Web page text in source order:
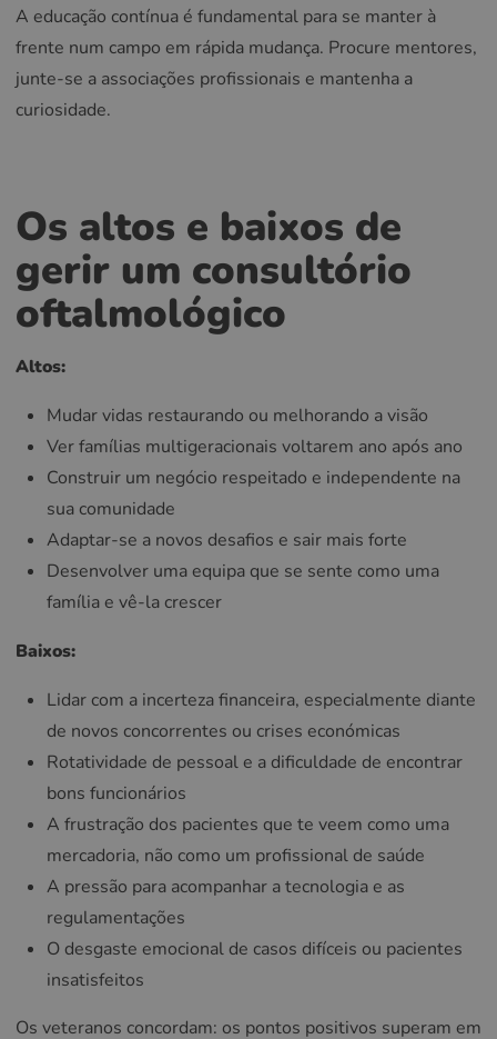
A educação contínua é fundamental para se manter à
frente num campo em rápida mudança. Procure mentores,
junte-se a associações profissionais e mantenha a
curiosidade.
Os altos e baixos de
gerir um consultório
oftalmológico
Altos:
Mudar vidas restaurando ou melhorando a visão
Ver famílias multigeracionais voltarem ano após ano
Construir um negócio respeitado e independente na
sua comunidade
Adaptar-se a novos desafios e sair mais forte
Desenvolver uma equipa que se sente como uma
família e vê-la crescer
Baixos:
Lidar com a incerteza financeira, especialmente diante
de novos concorrentes ou crises económicas
Rotatividade de pessoal e a dificuldade de encontrar
bons funcionários
A frustração dos pacientes que te veem como uma
mercadoria, não como um profissional de saúde
A pressão para acompanhar a tecnologia e as
regulamentações
O desgaste emocional de casos difíceis ou pacientes
insatisfeitos
Os veteranos concordam: os pontos positivos superam em